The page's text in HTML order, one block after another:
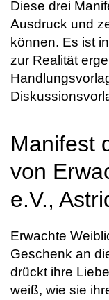
Diese drei
Ausdruck und
können. Es ist
zur Realität
Manifest
von
e.V.,
Erwachte
Geschenk an
drückt ihre
weiß, wie sie